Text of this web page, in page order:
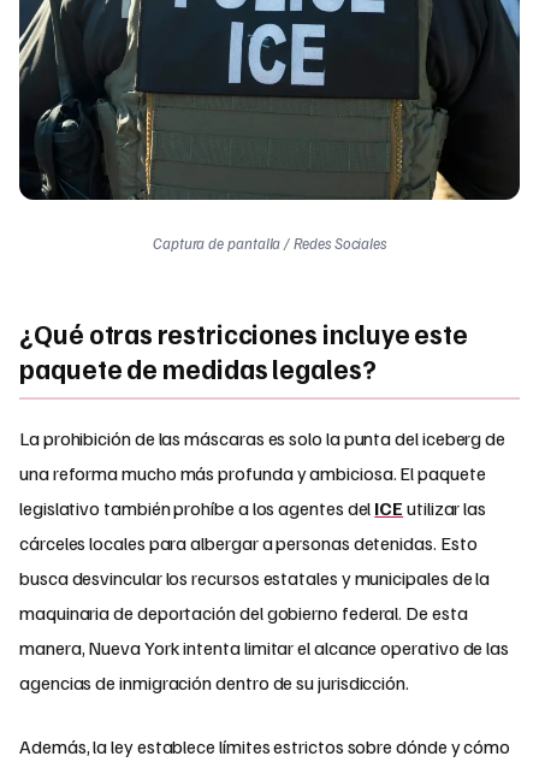
Captura de pantalla / Redes Sociales
¿Qué otras restricciones incluye este
paquete de medidas legales?
La prohibición de las máscaras es solo la punta del iceberg de
una reforma mucho más profunda y ambiciosa. El paquete
legislativo también prohíbe a los agentes del ICE utilizar las
cárceles locales para albergar a personas detenidas. Esto
busca desvincular los recursos estatales y municipales de la
maquinaria de deportación del gobierno federal. De esta
manera, Nueva York intenta limitar el alcance operativo de las
agencias de inmigración dentro de su jurisdicción.
Además, la ley establece límites estrictos sobre dónde y cómo